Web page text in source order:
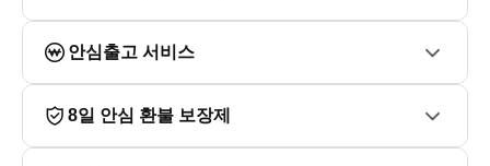
■2022년 더 뉴 싼타페 디젤 2.2 2WD 프레스티지
# 안전·편의사양
#  주행성능
# 넓은 실내공간
을 모두 갖춘 가성비 패밀리 SUV로 추천할 만한 모델입니
안심출고 서비스
8일 안심 환불 보장제